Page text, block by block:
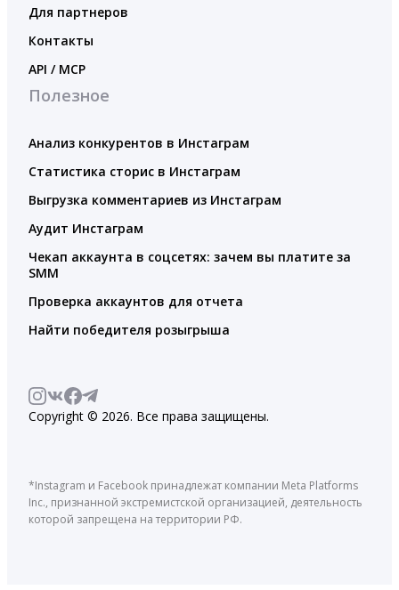
Для партнеров
Контакты
API / MCP
Полезное
Анализ конкурентов в Инстаграм
Статистика сторис в Инстаграм
Выгрузка комментариев из Инстаграм
Аудит Инстаграм
Чекап аккаунта в соцсетях: зачем вы платите за
SMM
Проверка аккаунтов для отчета
Найти победителя розыгрыша
Copyright © 2026. Все права защищены.
*Instagram и Facebook принадлежат компании Meta Platforms
Inc., признанной экстремистской организацией, деятельность
которой запрещена на территории РФ.